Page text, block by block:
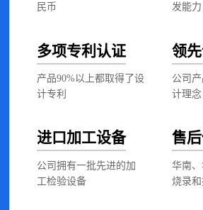
民币
发能力
多项专利认证
产品90%以上都取得了设
计专利
领
公司
计理念
进口加工设备
公司拥有一批先进的加
工检验设备
售
华南
烧录